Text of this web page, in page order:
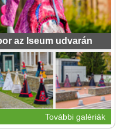
az Iseum udvarán
További galériák